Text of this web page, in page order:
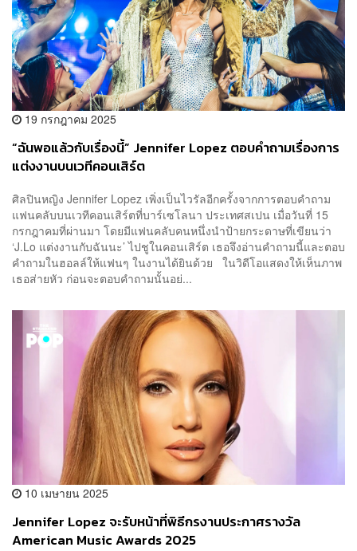
19 กรกฎาคม 2025
“ฉันพอแล้วกับเรื่องนี้” Jennifer Lopez ตอบคำถามเรื่องการ
แต่งงานบนเวทีคอนเสิร์ต
ศิลปินหญิง Jennifer Lopez เพิ่งเป็นไวรัลอีกครั้งจากการตอบคำถาม
แฟนคลับบนเวทีคอนเสิร์ตที่บาร์เซโลนา ประเทศสเปน เมื่อวันที่ 15
กรกฎาคมที่ผ่านมา โดยมีแฟนคลับคนหนึ่งนำป้ายกระดาษที่เขียนว่า
‘J.Lo แต่งงานกับฉันนะ’ ไปชูในคอนเสิร์ต เธอจึงอ่านคำถามนี้และตอบ
คำถามในฮอลล์ให้แฟนๆ ในงานได้ยินด้วย ในวิดีโอแสดงให้เห็นภาพ
เธอส่ายหัว ก่อนจะตอบคำถามนั้นอย่...
10 เมษายน 2025
Jennifer Lopez จะรับหน้าที่พิธีกรงานประกาศรางวัล
American Music Awards 2025